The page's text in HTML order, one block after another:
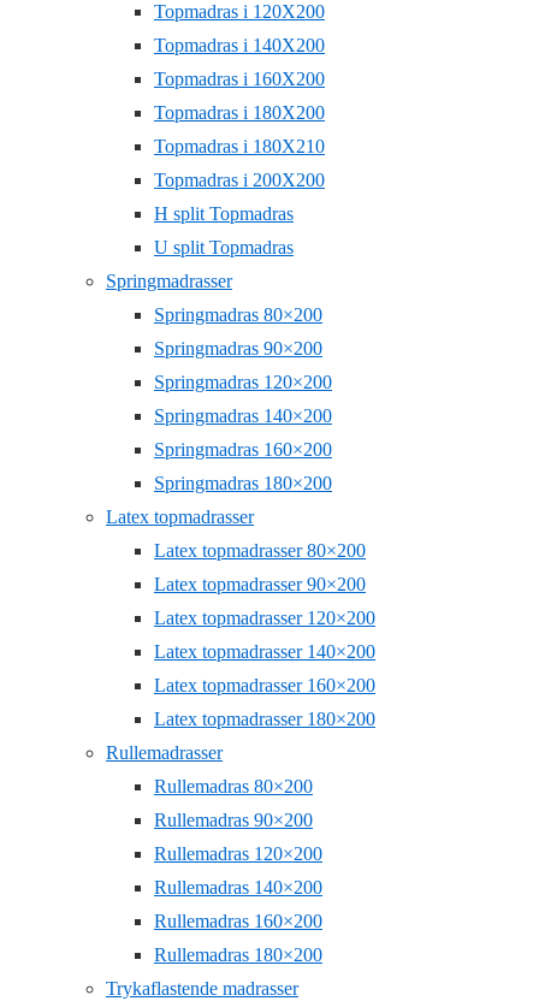
Topmadras i 120X200
Topmadras i 140X200
Topmadras i 160X200
Topmadras i 180X200
Topmadras i 180X210
Topmadras i 200X200
H split Topmadras
U split Topmadras
Springmadrasser
Springmadras 80×200
Springmadras 90×200
Springmadras 120×200
Springmadras 140×200
Springmadras 160×200
Springmadras 180×200
Latex topmadrasser
Latex topmadrasser 80×200
Latex topmadrasser 90×200
Latex topmadrasser 120×200
Latex topmadrasser 140×200
Latex topmadrasser 160×200
Latex topmadrasser 180×200
Rullemadrasser
Rullemadras 80×200
Rullemadras 90×200
Rullemadras 120×200
Rullemadras 140×200
Rullemadras 160×200
Rullemadras 180×200
Trykaflastende madrasser